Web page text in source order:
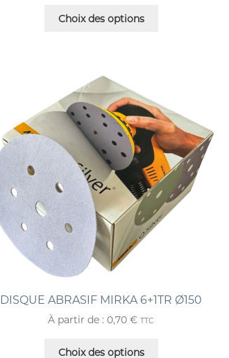
Choix des options
DISQUE ABRASIF MIRKA 6+1TR Ø150
À partir de :0,70€ TTC
Choix des options